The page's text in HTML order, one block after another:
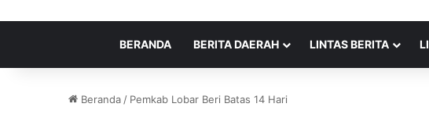
BERANDA BERITA DAERAH LINTAS BERITA
Beranda / Pemkab Lobar Beri Batas 14 Hari